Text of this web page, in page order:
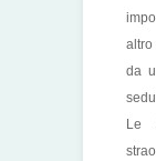
da
Le